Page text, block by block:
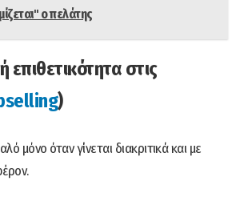
ο πελάτης
επιθετικότητα στις
)
μόνο όταν γίνεται διακριτικά και με